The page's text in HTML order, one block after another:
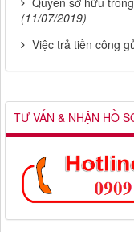
(11/07/2019)
Việc trả tiền công
TƯ VẤN & NHẬN HỒ